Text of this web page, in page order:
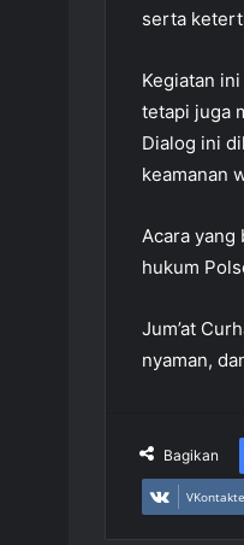
serta
Kegiatan
tetapi juga
Dialog ini
keamanan
Acara yang
hukum
Jum’at
nyaman,
Bagikan
VKontakte